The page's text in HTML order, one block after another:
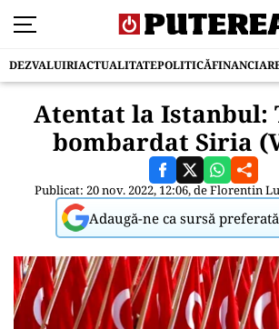
DEZVALUIRIACTUALITATEPOLITICĂFINANCIAR
Atentat la Istanbul:
bombardat Siria
Publicat: 20 nov. 2022, 12:06, deFlorentin
Adaugă-ne ca sursă